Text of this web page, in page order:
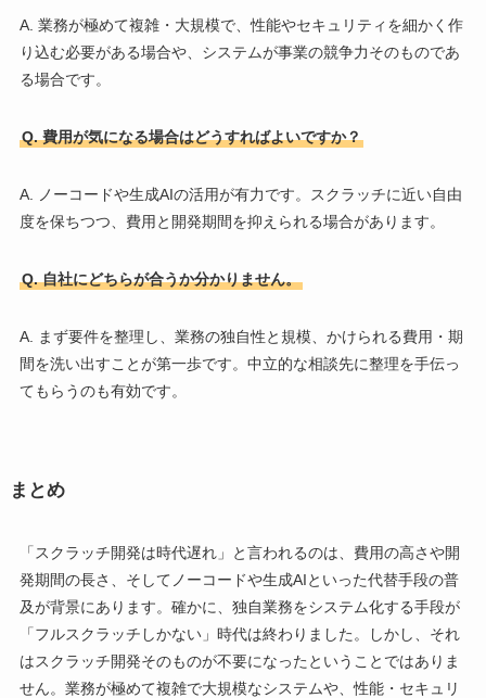
A. 業務が極めて複雑・大規模で、性能やセキュリティを細かく作
り込む必要がある場合や、システムが事業の競争力そのものであ
る場合です。
Q. 費用が気になる場合はどうすればよいですか？
A. ノーコードや生成AIの活用が有力です。スクラッチに近い自由
度を保ちつつ、費用と開発期間を抑えられる場合があります。
Q. 自社にどちらが合うか分かりません。
A. まず要件を整理し、業務の独自性と規模、かけられる費用・期
間を洗い出すことが第一歩です。中立的な相談先に整理を手伝っ
てもらうのも有効です。
まとめ
「スクラッチ開発は時代遅れ」と言われるのは、費用の高さや開
発期間の長さ、そしてノーコードや生成AIといった代替手段の普
及が背景にあります。確かに、独自業務をシステム化する手段が
「フルスクラッチしかない」時代は終わりました。しかし、それ
はスクラッチ開発そのものが不要になったということではありま
せん。業務が極めて複雑で大規模なシステムや、性能・セキュリ